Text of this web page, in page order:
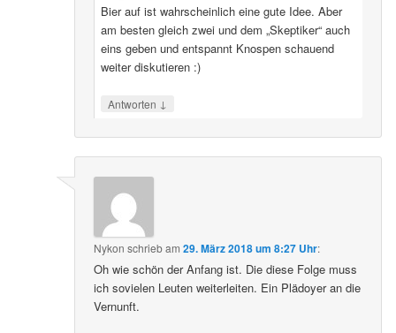
Bier auf ist wahrscheinlich eine gute Idee. Aber
am besten gleich zwei und dem „Skeptiker“ auch
eins geben und entspannt Knospen schauend
weiter diskutieren :)
Antworten ↓
Nykon schriebam29. März 2018 um 8:27 Uhr:
Oh wie schön der Anfang ist. Die diese Folge muss
ich sovielen Leuten weiterleiten. Ein Plädoyer an die
Vernunft.